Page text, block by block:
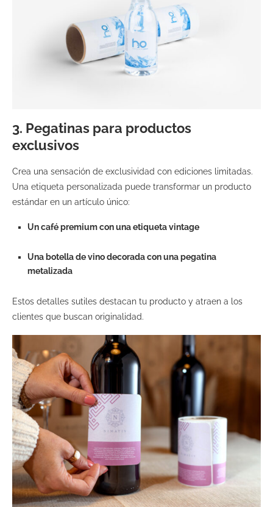
3. Pegatinas para productos
exclusivos
Crea una sensación de exclusividad con ediciones limitadas.
Una etiqueta personalizada puede transformar un producto
estándar en un artículo único:
Un café premium con una etiqueta vintage
Una botella de vino decorada con una pegatina
metalizada
Estos detalles sutiles destacan tu producto y atraen a los
clientes que buscan originalidad.